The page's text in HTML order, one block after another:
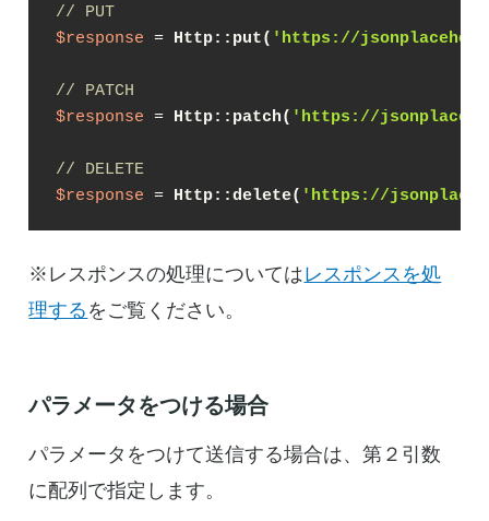
// PUT
$response = Http::put( 'https://
// PATCH
$response = Http::patch( 'https://
// DELETE
$response = Http::delete( 'https://
※レスポンスの処理についてはレスポンスを処
理する をご覧ください。
パラメータをつける場合
パラメータをつけて送信する場合は、第２引数
に配列で指定します。